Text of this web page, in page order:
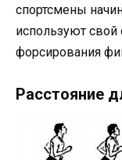
спортсмены
используют свой
форсирования
Расстояние